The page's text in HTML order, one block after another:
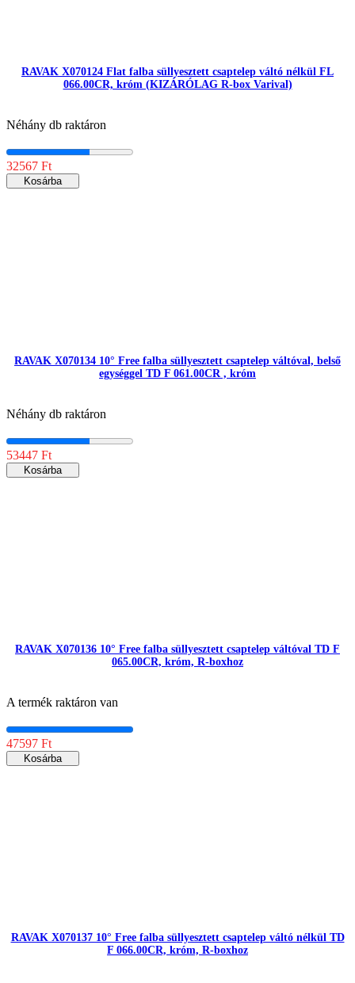
RAVAK X070124 Flat falba süllyesztett csaptelep váltó nélkül FL
066.00CR, króm (KIZÁRÓLAG R-box Varival)
Néhány db raktáron
32567 Ft
Kosárba
RAVAK X070134 10° Free falba süllyesztett csaptelep váltóval, belső
egységgel TD F 061.00CR , króm
Néhány db raktáron
53447 Ft
Kosárba
RAVAK X070136 10° Free falba süllyesztett csaptelep váltóval TD F
065.00CR, króm, R-boxhoz
A termék raktáron van
47597 Ft
Kosárba
RAVAK X070137 10° Free falba süllyesztett csaptelep váltó nélkül TD
F 066.00CR, króm, R-boxhoz